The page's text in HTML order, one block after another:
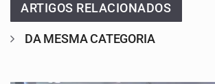
ARTIGOS RELACIONADOS
DA MESMA CATEGORIA